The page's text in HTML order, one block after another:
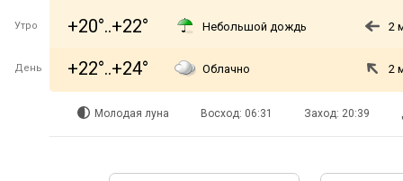
Утро +20°..+22° Небольшой дождь 2
День +22°..+24° Облачно 2
Молодая луна Восход: 06:31 Заход: 20:39